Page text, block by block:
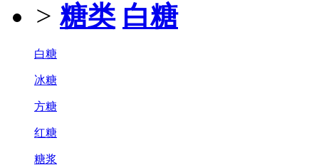
> 糖类 白糖
白糖
冰糖
方糖
红糖
糖浆